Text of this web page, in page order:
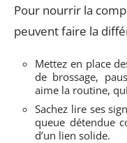
Pour nourrir la
peuvent faire la
Mettez en place
de brossage,
aime la routine,
Sachez lire ses
queue détendue
d’un lien solide.